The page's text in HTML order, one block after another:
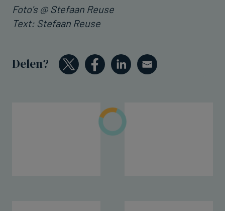
Foto's @ Stefaan Reuse
Text: Stefaan Reuse
Delen?